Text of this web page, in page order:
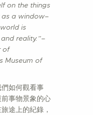
on the things
a window–
is
reality.”–
of
Museum of
如何觀看事
事物景象的心
途上的紀錄，